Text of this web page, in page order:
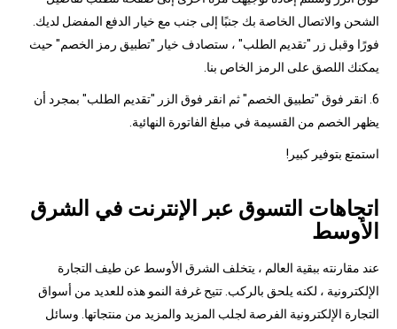
الشحن والاتصال الخاصة بك جنبًا إلى جنب مع خيار الدفع المفضل لديك.
فورًا وقبل زر "تقديم الطلب" ، ستصادف خيار "تطبيق رمز الخصم" حيث
يمكنك اللصق على الرمز الخاص بنا.
6. انقر فوق "تطبيق الخصم" ثم انقر فوق الزر "تقديم الطلب" بمجرد أن
يظهر الخصم من القسيمة في مبلغ الفاتورة النهائية.
استمتع بتوفير كبير!
اتجاهات التسوق عبر الإنترنت في الشرق
الأوسط
عند مقارنته ببقية العالم ، يتخلف الشرق الأوسط عن طيف التجارة
الإلكترونية ، لكنه يلحق بالركب. تتيح غرفة النمو هذه للعديد من أسواق
التجارة الإلكترونية الفرصة لجلب المزيد والمزيد من منتجاتها. وسائل